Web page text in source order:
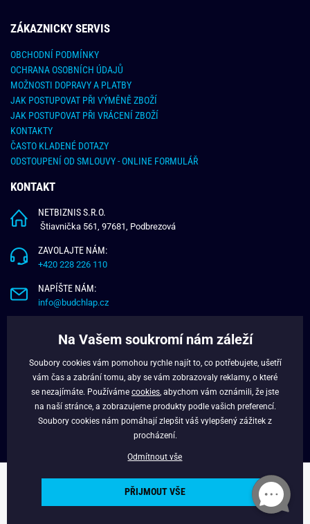
ZÁKAZNICKY SERVIS
OBCHODNÍ PODMÍNKY
OCHRANA OSOBNÍCH ÚDAJŮ
MOŽNOSTI DOPRAVY A PLATBY
JAK POSTUPOVAT PŘI VÝMĚNĚ ZBOŽÍ
JAK POSTUPOVAT PŘI VRÁCENÍ ZBOŽÍ
KONTAKTY
ČASTO KLADENÉ DOTAZY
ODSTOUPENÍ OD SMLOUVY - ONLINE FORMULÁŘ
KONTAKT
NETBIZNIS S.R.O.
Štiavnička 561, 97681, Podbrezová
ZAVOLAJTE NÁM:
+420 228 226 110
NAPÍŠTE NÁM:
info@budchlap.cz
VĚRNOSTNÍ PROGRAM
FACEBOOK
Copyright © 2024 - Budchlap.cz Všechna práva vyhrazena. webdesign ©
litvanyi.sk
Na Vašem soukromí nám záleží
Soubory cookies vám pomohou rychle najít to, co potřebujete, ušetří
vám čas a zabrání tomu, aby se vám zobrazovaly reklamy, o které
se nezajímáte. Používáme cookies , abychom vám oznámili, že jste
na naší stránce, a zobrazujeme produkty podle vašich preferencí.
Soubory cookies nám pomáhají zlepšit váš vylepšený zážitek z
procházení.
Odmítnout vše
PŘIJMOUT VŠE